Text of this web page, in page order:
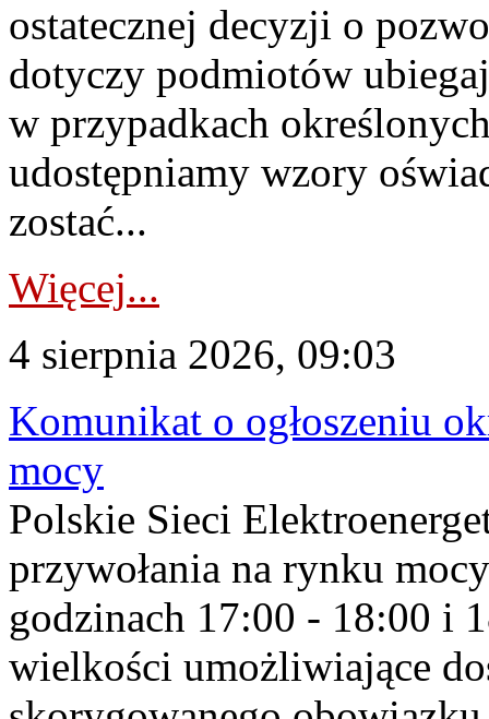
ostatecznej decyzji o
dotyczy podmiotów
w przypadkach
udostępniamy wzory
zostać...
Więcej...
4 sierpnia 2026, 09:03
Komunikat o ogłoszeniu
mocy
Polskie Sieci
przywołania na rynku
godzinach 17:00 - 18:00 i
wielkości umożliwiające